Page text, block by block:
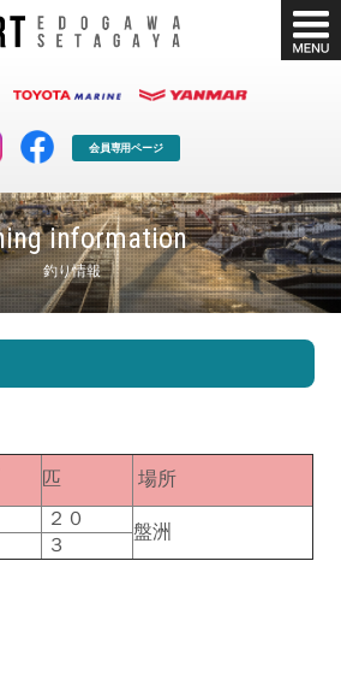
会員専用ページ
information
釣り情報
ボート販売
公式ブログ
会社概要
匹
場所
２０
盤洲
３